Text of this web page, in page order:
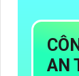
AN